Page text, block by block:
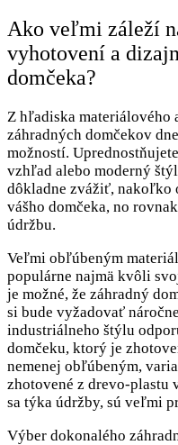
Ako veľmi záleží
vyhotovení a
domčeka?
Z hľadiska materiálového
záhradných domčekov
možností.
vzhľad alebo moderný
dôkladne zvážiť,
vášho domčeka, no
údržbu.
Veľmi obľúbeným
populárne najmä kvôli
je možné, že záhradný
si bude vyžadovať
industriálneho štýlu
domčeku, ktorý je
nemenej obľúbeným,
zhotovené z drevo-plastu
sa týka údržby, sú veľmi
Výber dokonalého